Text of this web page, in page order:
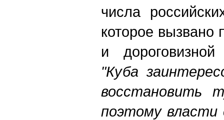
числа
которое вызвано
и
"Куба
восстановить
поэтому